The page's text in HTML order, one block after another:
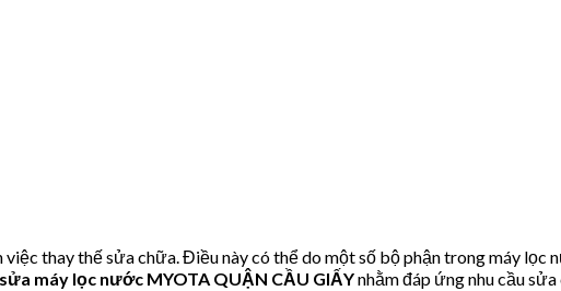
thay thế sửa chữa. Điều này có thể do một số bộ phận trong máy lọc
sửa máy lọc nước MYOTA QUẬN CẦU GIẤYnhằm đáp ứng nhu cầu